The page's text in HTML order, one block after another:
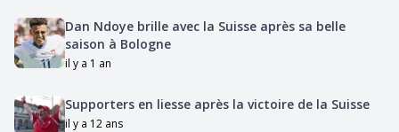
Dan Ndoye brille avec la Suisse après sa belle
saison à Bologne
il y a 1 an
Supporters en liesse après la victoire de la Suisse
il y a 12 ans